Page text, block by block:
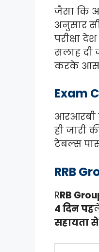
जैसा कि
अनुसार
परीक्षा
सलाह दी
करके
Exam
आरआरबी
ही जारी
टेबल्स
RRB
RRB
4 दिन पह
सहायता से